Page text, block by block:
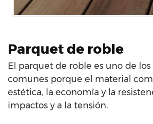
Parquet de roble
El parquet de roble es uno de los
comunes porque el material
estética, la economía y la
impactos y a la tensión.